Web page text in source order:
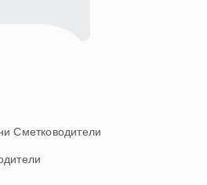
Сметководители